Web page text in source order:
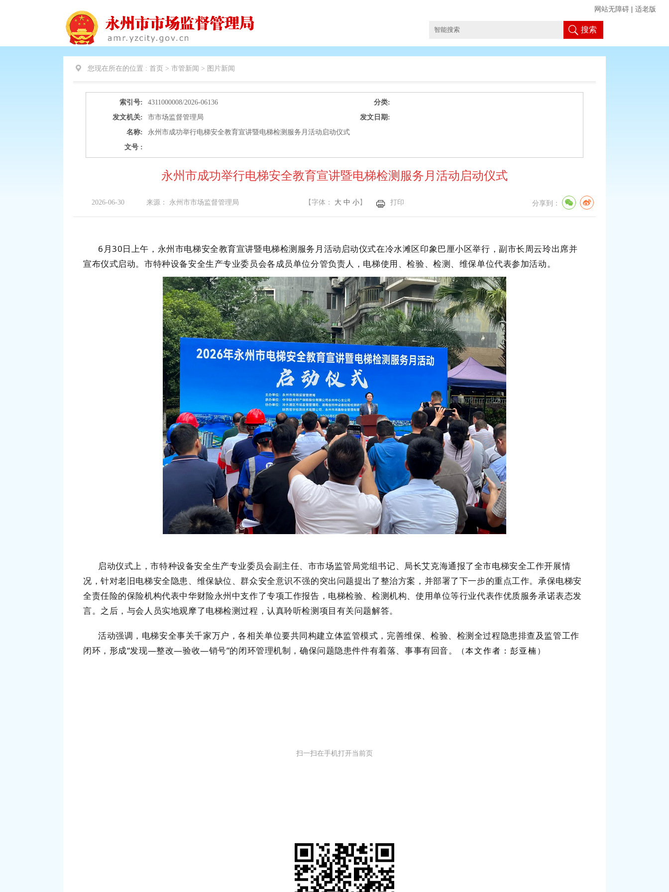
网站无障碍 适老版
搜索
您现在所在的位置 : 首页 > 市管新闻 > 图片新闻
索引号: 4311000008/2026-06136
分类:
发文机关:
市市场监督管理局
发文日期:
名称:
永州市成功举行电梯安全教育宣讲暨电梯检测服务月活动启动仪式
文号 :
永州市成功举行电梯安全教育宣讲暨电梯检测服务月活动启动仪式
2026-06-30 来源： 永州市市场监督管理局 【字体： 大 中 小】 打印 分享到：
6 月30日上午， 永州市电梯安全教育宣讲暨电梯检测服务月活动启动仪式在冷水滩区印象巴厘小区举行，副市长周云玲出席并
宣布仪式启动。市特种设备安全生产专业委员会各成员单位分管负责人，电梯使用、检验、检测、维保单位代表参加活动。
启动仪式上，市特种设备安全生产专业委员会副主任、市市场监管局党组书记、局长艾克海通报了全市电梯安全工作开展情
况，针对老旧电梯安全隐患、维保缺位、群众安全意识不强的突出问题提出了整治方案，并部署了下一步的重点工作。承保电梯安
全责任险的保险机构代表中华财险永州中支作了专项工作报告，电梯检验、检测机构、使用单位等行业代表作优质服务承诺表态发
言。之后，与会人员实地观摩了电梯检测过程，认真聆听检测项目有关问题解答。
活动强调，电梯安全事关千家万户，各相关单位要共同构建立体监管模式，完善维保、检验、检测全过程隐患排查及监管工作
闭环，形成“发现—整改—验收—销号”的闭环管理机制，确保问题隐患件件有着落、事事有回音。 （本文作者：彭亚楠 ）
扫一扫在手机打开当前页